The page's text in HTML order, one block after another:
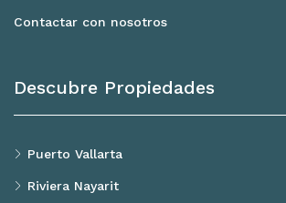
Contactar con nosotros
Descubre Propiedades
Puerto Vallarta
Riviera Nayarit